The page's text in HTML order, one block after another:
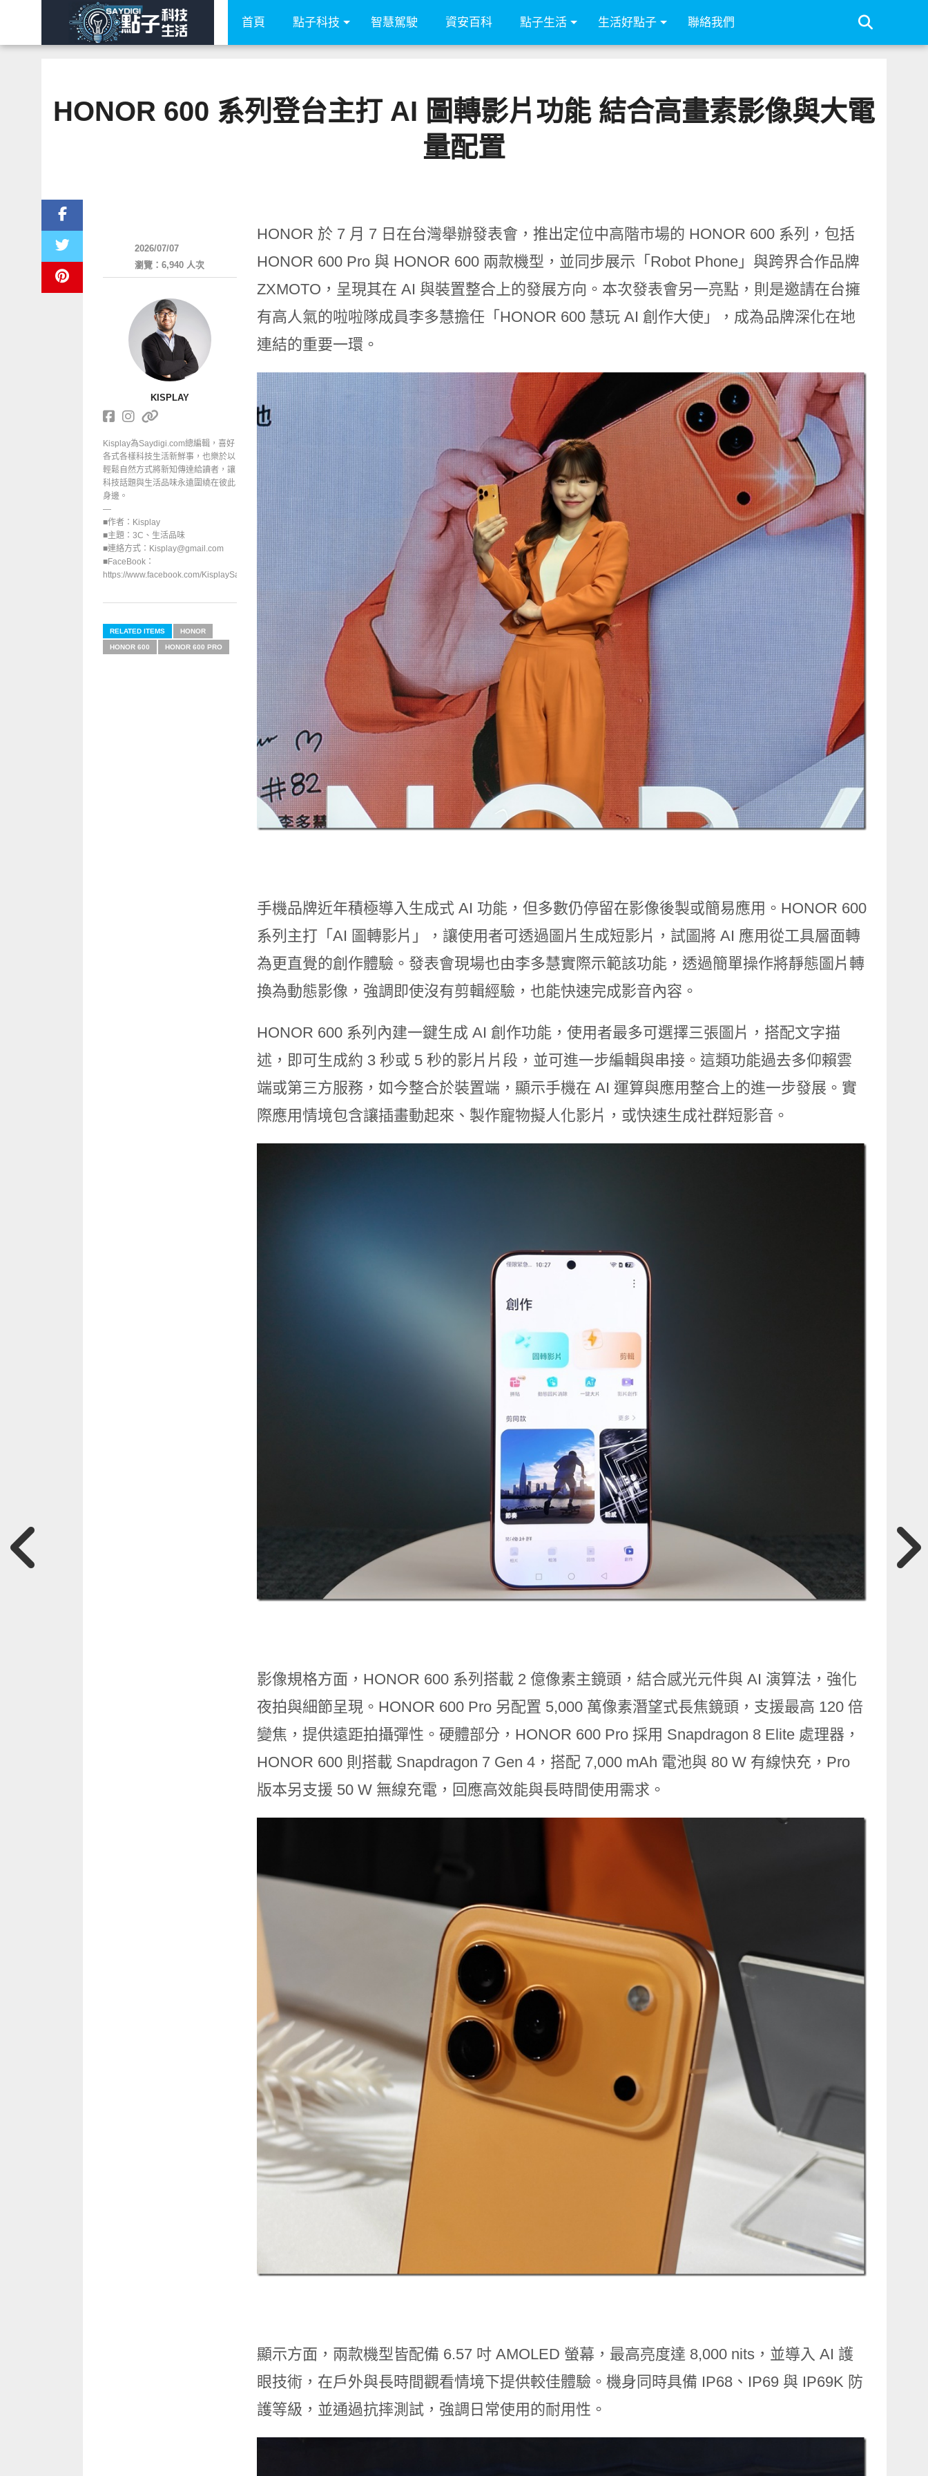
首頁 點子科技 智慧駕駛 資安百科 點子生活 生活好點子 聯絡我們
HONOR 600 系列登台主打 AI 圖轉影片功能 結合高畫素影像與大電
量配置
HONOR 於 7 月 7 日在台灣舉辦發表會，推出定位中高階市場的 HONOR 600 系列，包括
HONOR 600 Pro 與 HONOR 600 兩款機型，並同步展示「Robot Phone」與跨界合作品牌
ZXMOTO，呈現其在 AI 與裝置整合上的發展方向。本次發表會另一亮點，則是邀請在台擁
有高人氣的啦啦隊成員李多慧擔任「HONOR 600 慧玩 AI 創作大使」，成為品牌深化在地
連結的重要一環。
手機品牌近年積極導入生成式 AI 功能，但多數仍停留在影像後製或簡易應用。HONOR 600
系列主打「AI 圖轉影片」，讓使用者可透過圖片生成短影片，試圖將 AI 應用從工具層面轉
為更直覺的創作體驗。發表會現場也由李多慧實際示範該功能，透過簡單操作將靜態圖片轉
換為動態影像，強調即使沒有剪輯經驗，也能快速完成影音內容。
HONOR 600 系列內建一鍵生成 AI 創作功能，使用者最多可選擇三張圖片，搭配文字描
述，即可生成約 3 秒或 5 秒的影片片段，並可進一步編輯與串接。這類功能過去多仰賴雲
端或第三方服務，如今整合於裝置端，顯示手機在 AI 運算與應用整合上的進一步發展。實
際應用情境包含讓插畫動起來、製作寵物擬人化影片，或快速生成社群短影音。
影像規格方面，HONOR 600 系列搭載 2 億像素主鏡頭，結合感光元件與 AI 演算法，強化
夜拍與細節呈現。HONOR 600 Pro 另配置 5,000 萬像素潛望式長焦鏡頭，支援最高 120 倍
變焦，提供遠距拍攝彈性。硬體部分，HONOR 600 Pro 採用 Snapdragon 8 Elite 處理器，
HONOR 600 則搭載 Snapdragon 7 Gen 4，搭配 7,000 mAh 電池與 80 W 有線快充，Pro
版本另支援 50 W 無線充電，回應高效能與長時間使用需求。
顯示方面，兩款機型皆配備 6.57 吋 AMOLED 螢幕，最高亮度達 8,000 nits，並導入 AI 護
眼技術，在戶外與長時間觀看情境下提供較佳體驗。機身同時具備 IP68、IP69 與 IP69K 防
護等級，並通過抗摔測試，強調日常使用的耐用性。
2026/07/07
瀏覽：6,940 人次
KISPLAY
Kisplay為Saydigi.com總編輯，喜好
各式各樣科技生活新鮮事，也樂於以
輕鬆自然方式將新知傳達給讀者，讓
科技話題與生活品味永遠圍繞在彼此
身邊。
—
■作者：Kisplay
■主題：3C、生活品味
■連絡方式：Kisplay@gmail.com
■FaceBook：
https://www.facebook.com/KisplaySayGoodbuy/
RELATED ITEMS HONOR
HONOR 600 HONOR 600 PRO